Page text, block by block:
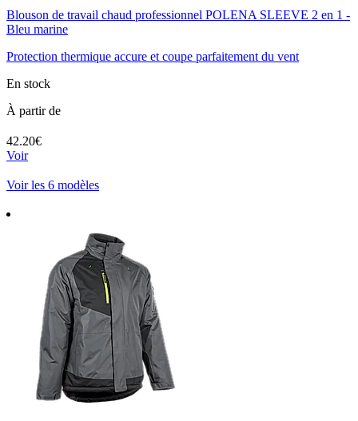
Blouson de travail chaud professionnel POLENA SLEEVE 2 en 1 -
Bleu marine
Protection thermique accure et coupe parfaitement du vent
En stock
À partir de
42.20€
Voir
Voir les 6 modèles